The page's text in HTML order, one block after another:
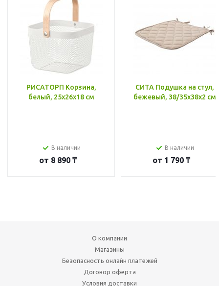
РИСАТОРП Корзина,
белый, 25x26x18 см
В наличии
от 8 890 ₸
СИТА Подушка на стул,
бежевый, 38/35x38x2 см
В наличии
от 1 790 ₸
О компании
Магазины
Безопасность онлайн платежей
Договор оферта
Условия доставки